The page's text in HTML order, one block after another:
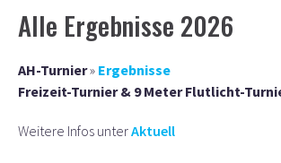
Alle Ergebnisse 2026
AH-Turnier» Ergebnisse
Freizeit-Turnier & 9 Meter Flutlicht-
Weitere Infos unterAktuell